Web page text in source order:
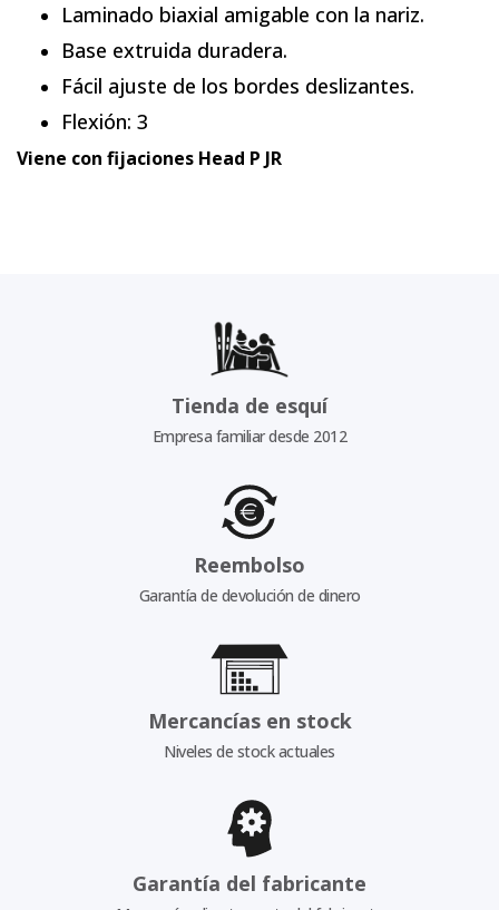
Laminado biaxial amigable con la nariz.
Base extruida duradera.
Fácil ajuste de los bordes deslizantes.
Flexión: 3
Viene con fijaciones Head P JR
Tienda de esquí
Empresa familiar desde 2012
Reembolso
Garantía de devolución de dinero
Mercancías en stock
Niveles de stock actuales
Garantía del fabricante